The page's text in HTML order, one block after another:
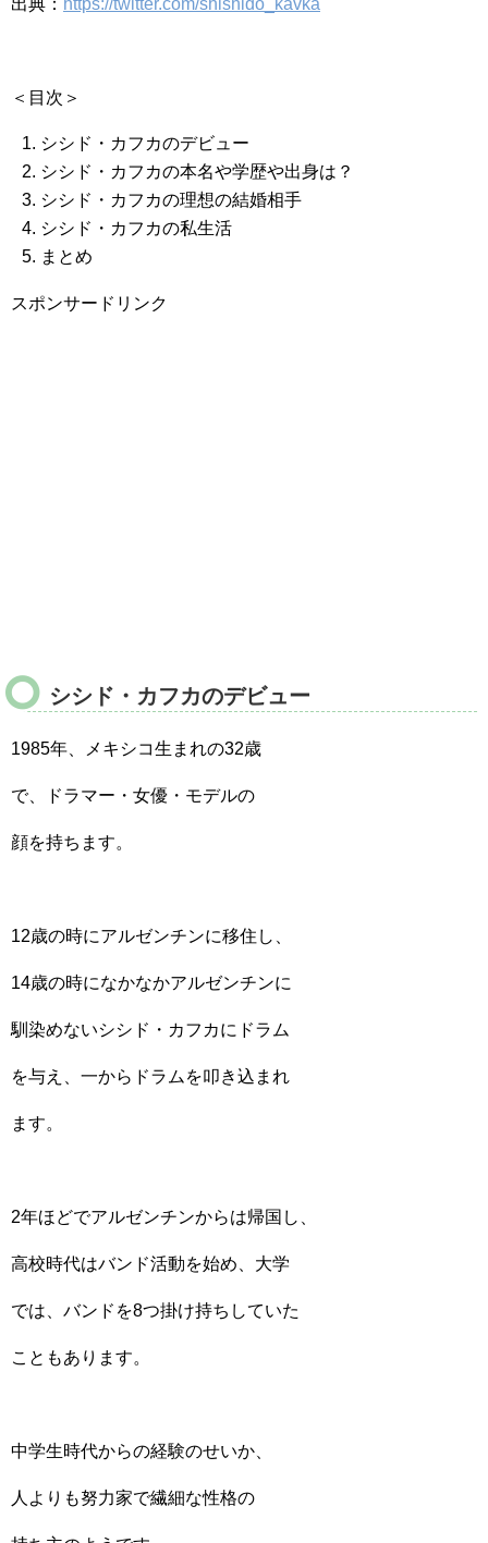
出典： https://twitter.com/shishido_kavka
＜目次＞
シシド・カフカのデビュー
シシド・カフカの本名や学歴や出身は？
シシド・カフカの理想の結婚相手
シシド・カフカの私生活
まとめ
スポンサードリンク
シシド・カフカのデビュー
1985年、メキシコ生まれの32歳
で、ドラマー・女優・モデルの
顔を持ちます。
12歳の時にアルゼンチンに移住し、
14歳の時になかなかアルゼンチンに
馴染めないシシド・カフカにドラム
を与え、一からドラムを叩き込まれ
ます。
2年ほどでアルゼンチンからは帰国し、
高校時代はバンド活動を始め、大学
では、バンドを8つ掛け持ちしていた
こともあります。
中学生時代からの経験のせいか、
人よりも努力家で繊細な性格の